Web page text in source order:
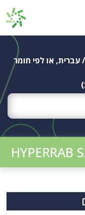
או לפי חומר
HYPERRAB